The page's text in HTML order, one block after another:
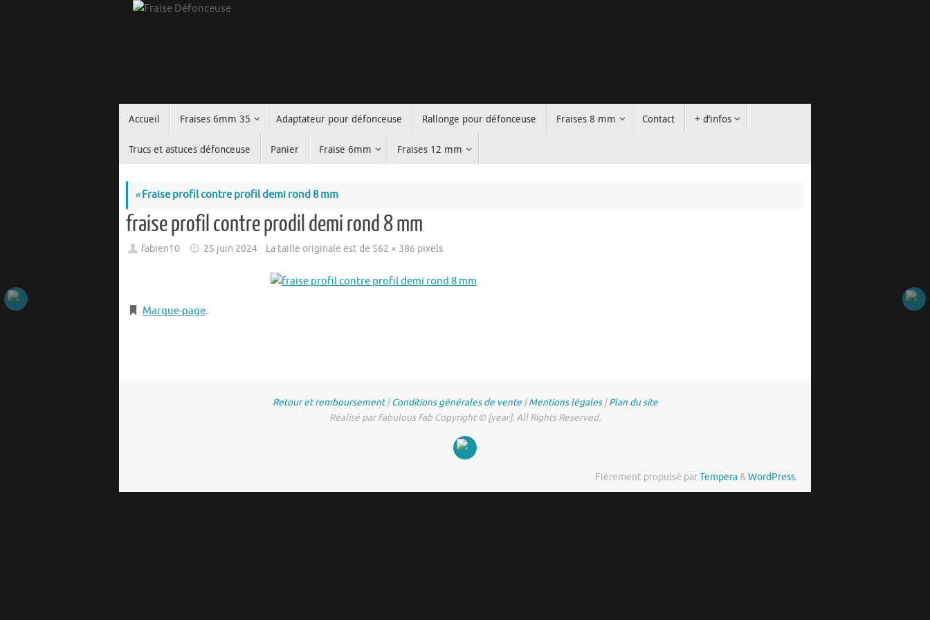
Accueil Fraises 6mm 35 Adaptateur pour défonceuse Rallonge pour défonceuse Fraises 8 mm Contact + d’infos
Trucs et astuces défonceuse Panier Fraise 6mm Fraises 12 mm
«Fraise profil contre profil demi rond 8 mm
fraise profil contre prodil demi rond 8 mm
fabien10 25 juin 2024 La taille originale est de 562 × 386 pixels
Marque-page.
Retour et remboursement|Conditions générales de vente|Mentions légales|Plan du site
Réalisé par Fabulous Fab Copyright © [year]. All Rights Reserved.
Fièrement propulsé parTempera&WordPress.